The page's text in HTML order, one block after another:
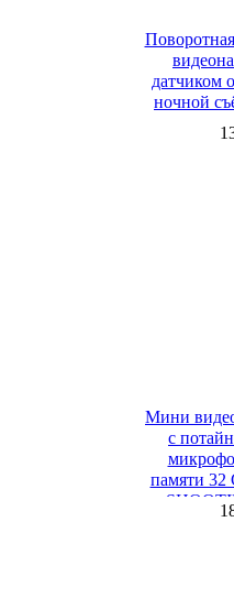
датчиком
ночной
Мини
с
памяти 32